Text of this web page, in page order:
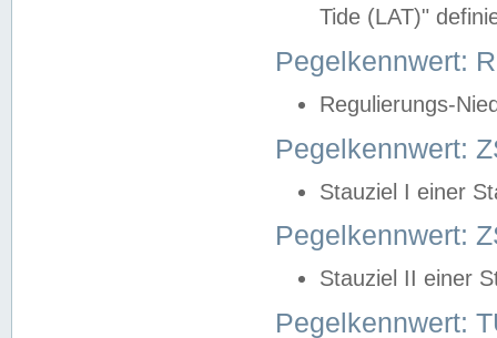
Tide (LAT)"
Pegelkennwert:
Regulierungs-
Pegelkennwert:
Stauziel I einer
Pegelkennwert:
Stauziel II einer
Pegelkennwert: